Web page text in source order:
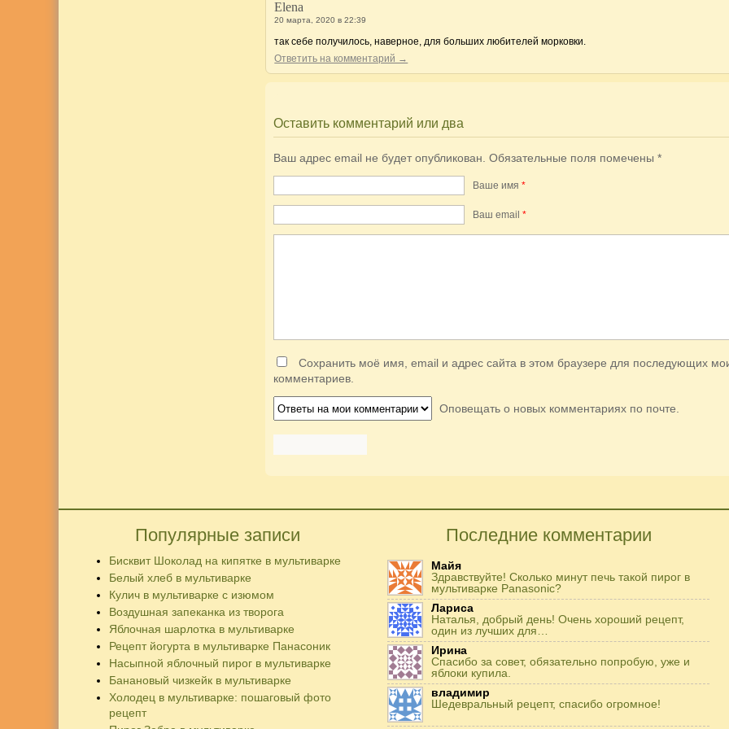
Elena
20 марта, 2020 в 22:39
так себе получилось, наверное, для больших любителей морковки.
Ответить на комментарий →
Оставить комментарий или два
Ваш адрес email не будет опубликован. Обязательные поля помечены*
Ваше имя*
Ваш еmail*
Сохранить моё имя, email и адрес сайта в этом браузере для последующих
комментариев.
Оповещать о новых комментариях по почте.
Популярные записи
Бисквит Шоколад на кипятке в мультиварке
Белый хлеб в мультиварке
Кулич в мультиварке с изюмом
Воздушная запеканка из творога
Яблочная шарлотка в мультиварке
Рецепт йогурта в мультиварке Панасоник
Насыпной яблочный пирог в мультиварке
Банановый чизкейк в мультиварке
Холодец в мультиварке: пошаговый фото
рецепт
Последние комментарии
Майя
Здравствуйте! Сколько минут печь такой пирог в
мультиварке Panasonic?
Лариса
Наталья, добрый день! Очень хороший рецепт,
один из лучших для…
Ирина
Спасибо за совет, обязательно попробую, уже и
яблоки купила.
владимир
Шедевральный рецепт, спасибо огромное!